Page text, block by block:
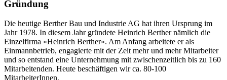
Gründung
Die heutige Berther Bau und Industrie AG hat ihren Ursprung im
Jahr 1978. In diesem Jahr gründete Heinrich Berther nämlich die
Einzelfirma «Heinrich Berther». Am Anfang arbeitete er als
Einmannbetrieb, engagierte mit der Zeit mehr und mehr Mitarbeiter
und so entstand eine Unternehmung mit zwischenzeitlich bis zu 160
Mitarbeitenden. Heute beschäftigen wir ca. 80-100
MitarbeiterInnen.